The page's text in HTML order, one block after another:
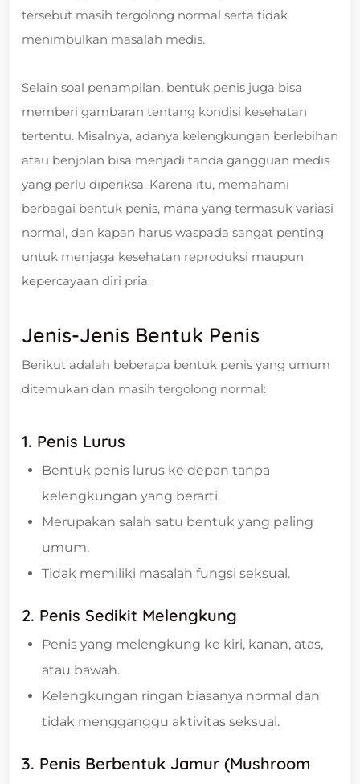
tersebut masih tergolong normal serta tidak
menimbulkan masalah medis.
Selain soal penampilan, bentuk penis juga bisa
memberi gambaran tentang kondisi kesehatan
tertentu. Misalnya, adanya kelengkungan berlebihan
atau benjolan bisa menjadi tanda gangguan medis
yang perlu diperiksa. Karena itu, memahami
berbagai bentuk penis, mana yang termasuk variasi
normal, dan kapan harus waspada sangat penting
untuk menjaga kesehatan reproduksi maupun
kepercayaan diri pria.
Jenis-Jenis Bentuk Penis
Berikut adalah beberapa bentuk penis yang umum
ditemukan dan masih tergolong normal:
1. Penis Lurus
Bentuk penis lurus ke depan tanpa
kelengkungan yang berarti.
Merupakan salah satu bentuk yang paling
umum.
Tidak memiliki masalah fungsi seksual.
2. Penis Sedikit Melengkung
Penis yang melengkung ke kiri, kanan, atas,
atau bawah.
Kelengkungan ringan biasanya normal dan
tidak mengganggu aktivitas seksual.
3. Penis Berbentuk Jamur (Mushroom